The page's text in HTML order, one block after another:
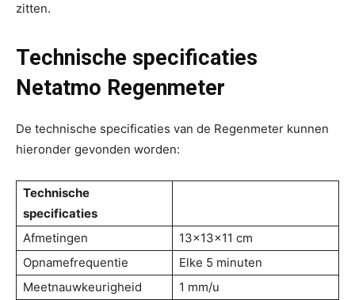
zitten.
Technische specificaties
Netatmo Regenmeter
De technische specificaties van de Regenmeter kunnen
hieronder gevonden worden:
Technische
specificaties
Afmetingen
13x13x11 cm
Opnamefrequentie
Elke 5 minuten
Meetnauwkeurigheid
1 mm/u